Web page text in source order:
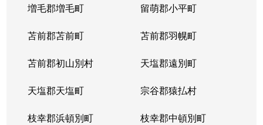
増毛郡増毛町 留萌郡小平町
苫前郡苫前町 苫前郡羽幌町
苫前郡初山別村 天塩郡遠別町
天塩郡天塩町 宗谷郡猿払村
枝幸郡浜頓別町 枝幸郡中頓別町